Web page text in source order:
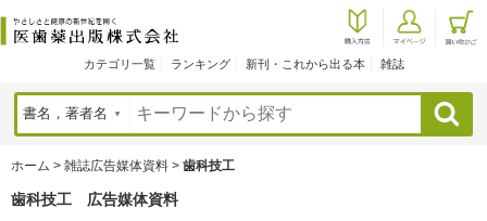
カテゴリ一覧 ランキング 新刊・これから出る本 雑誌
検索
ホーム > 雑誌広告媒体資料 > 歯科技工
歯科技工 広告媒体資料